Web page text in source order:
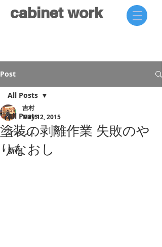
cabinet work
Post
All Posts
イベント
新作
All Posts
塗装の剥離作業 失敗のや
りなおし
吉村
May 12, 2015